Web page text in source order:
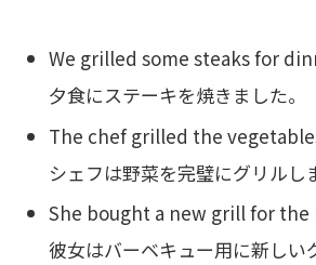
We grilled some steaks for
夕食にステーキを焼きました。
The chef grilled the
シェフは野菜を完璧にグリルし
She bought a new grill for the
彼女はバーベキュー用に新しい